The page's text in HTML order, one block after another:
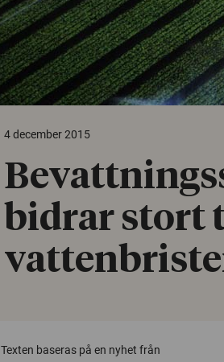
4 december 2015
bidrar stort
Texten baseras på en nyhet från